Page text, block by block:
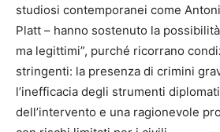
studiosi contemporanei come
Platt – hanno sostenuto la
ma legittimi”, purché ricorrano
stringenti: la presenza di crimini
l’inefficacia degli strumenti
dell’intervento e una ragionevole